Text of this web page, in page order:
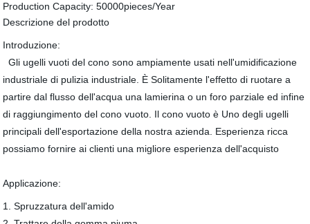
Production Capacity: 50000pieces/Year
Descrizione del prodotto
Introduzione:
Gli ugelli vuoti del cono sono ampiamente usati nell'umidificazione
industriale di pulizia industriale. È Solitamente l'effetto di ruotare a
partire dal flusso dell'acqua una lamierina o un foro parziale ed infine
di raggiungimento del cono vuoto. Il cono vuoto è Uno degli ugelli
principali dell'esportazione della nostra azienda. Esperienza ricca
possiamo fornire ai clienti una migliore esperienza dell'acquisto
Applicazione:
1. Spruzzatura dell'amido